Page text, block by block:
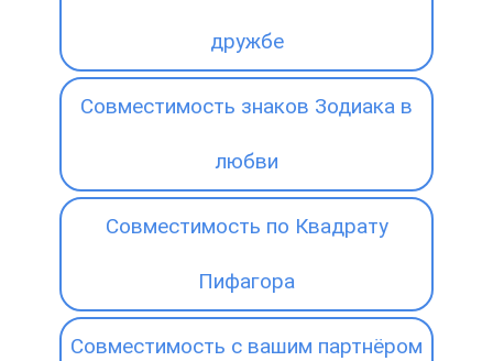
дружбе
Совместимость знаков Зодиака в
любви
Совместимость по Квадрату
Пифагора
Совместимость с вашим партнёром